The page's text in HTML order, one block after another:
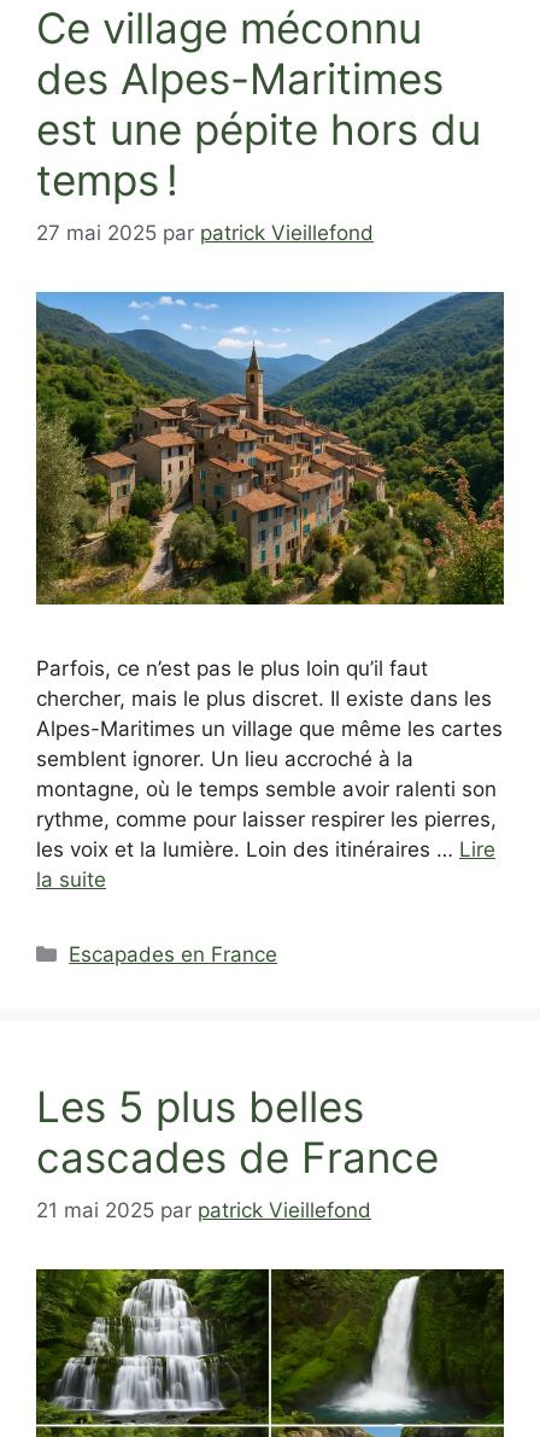
Ce village méconnu
des Alpes-Maritimes
est une pépite hors du
temps !
27 mai 2025 par patrick Vieillefond
Parfois, ce n’est pas le plus loin qu’il faut
chercher, mais le plus discret. Il existe dans les
Alpes-Maritimes un village que même les cartes
semblent ignorer. Un lieu accroché à la
montagne, où le temps semble avoir ralenti son
rythme, comme pour laisser respirer les pierres,
les voix et la lumière. Loin des itinéraires … Lire
la suite
Catégories
Escapades en France
Les 5 plus belles
cascades de France
21 mai 2025 par patrick Vieillefond